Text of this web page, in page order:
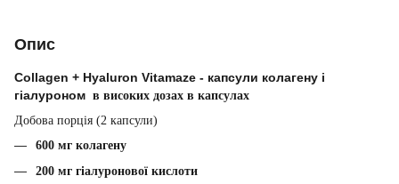
Опис
Collagen + Hyaluron Vitamaze - капсули колагену і
гіалуроном в високих дозах в капсулах
Добова порція (2 капсули)
600 мг колагену
200 мг гіалуронової кислоти